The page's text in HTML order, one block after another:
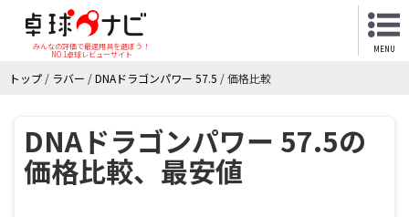
みんなの評価で最適用具を選ぼう！
NO.1卓球レビューサイト
MENU
トップ / ラバー /DNAドラゴンパワー 57.5 /価格比較
DNAドラゴンパワー 57.5の
価格比較、最安値